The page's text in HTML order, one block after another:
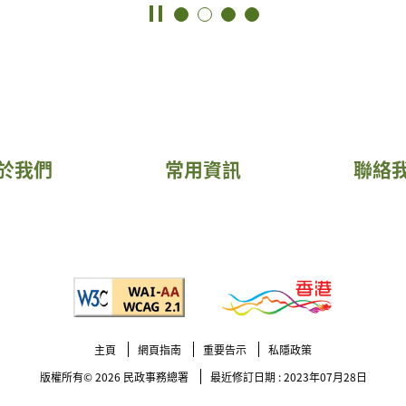
我們 常用資訊 聯絡
主頁 網頁指南 重要告示
私隱政策
版權所有© 2026 民政事務總署 最近修訂日期 : 2023年07月28日